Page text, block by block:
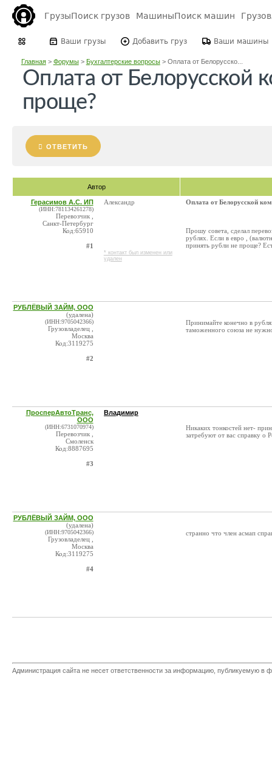
ГрузыПоиск грузов МашиныПоиск машин
Ваши грузы Добавить груз Ваши машины
Главная> Форумы> Бухгалтерские вопросы> Оплата от Белорусско...
Оплата от Белорусской
проще?
ОТВЕТИТЬ
Автор
Герасимов А.С. ИП
(ИНН:781134261278)
Перевозчик ,
Санкт-Петербург
Код:65910
#1
Александр
* контакт был изменен или
удален
Оплата от Белорусской
Прошу совета, сделал
рублях. Если в евро ,
принять рубли не проще?
РУБЛЁВЫЙ ЗАЙМ, ООО
(удалена)
(ИНН:9705042366)
Грузовладелец ,
Москва
Код:3119275
#2
Принимайте конечно в
таможенного союза не
ПросперАвтоТранс,
ООО
(ИНН:6731070974)
Перевозчик ,
Смоленск
Код:8887695
#3
Владимир
Никаких тонкостей нет-
затребуют от вас справку о
РУБЛЁВЫЙ ЗАЙМ, ООО
(удалена)
(ИНН:9705042366)
Грузовладелец ,
Москва
Код:3119275
#4
странно что член асмап
Администрация сайта не несет ответственности за информацию, публикуемую